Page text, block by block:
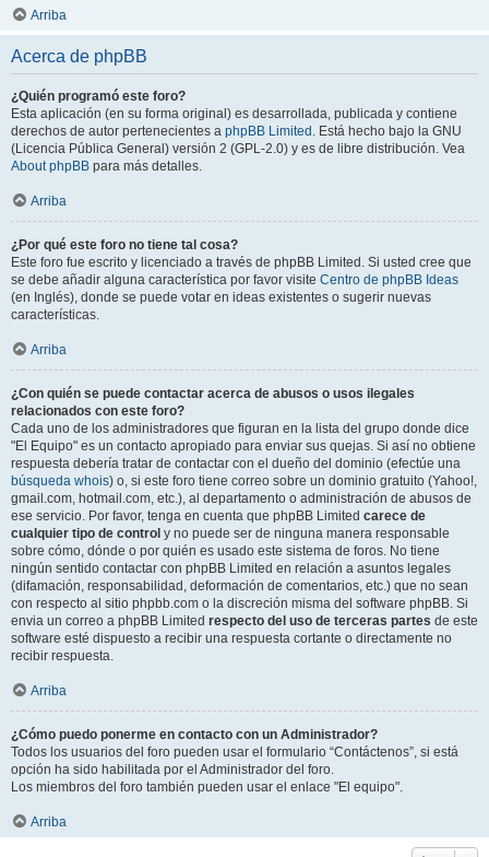
Arriba
Acerca de phpBB
¿Quién programó este foro?
Esta aplicación (en su forma original) es desarrollada, publicada y contiene
derechos de autor pertenecientes a phpBB Limited . Está hecho bajo la GNU
(Licencia Pública General) versión 2 (GPL-2.0) y es de libre distribución. Vea
About phpBB para más detalles.
Arriba
¿Por qué este foro no tiene tal cosa?
Este foro fue escrito y licenciado a través de phpBB Limited. Si usted cree que
se debe añadir alguna característica por favor visite Centro de phpBB Ideas
(en Inglés), donde se puede votar en ideas existentes o sugerir nuevas
características.
Arriba
¿Con quién se puede contactar acerca de abusos o usos ilegales
relacionados con este foro?
Cada uno de los administradores que figuran en la lista del grupo donde dice
"El Equipo" es un contacto apropiado para enviar sus quejas. Si así no obtiene
respuesta debería tratar de contactar con el dueño del dominio (efectúe una
búsqueda whois) o, si este foro tiene correo sobre un dominio gratuito (Yahoo!,
gmail.com, hotmail.com, etc.), al departamento o administración de abusos de
ese servicio. Por favor, tenga en cuenta que phpBB Limited carece de
cualquier tipo de control y no puede ser de ninguna manera responsable
sobre cómo, dónde o por quién es usado este sistema de foros. No tiene
ningún sentido contactar con phpBB Limited en relación a asuntos legales
(difamación, responsabilidad, deformación de comentarios, etc.) que no sean
con respecto al sitio phpbb.com o la discreción misma del software phpBB. Si
envia un correo a phpBB Limited respecto del uso de terceras partes de este
software esté dispuesto a recibir una respuesta cortante o directamente no
recibir respuesta.
Arriba
¿Cómo puedo ponerme en contacto con un Administrador?
Todos los usuarios del foro pueden usar el formulario “Contáctenos”, si está
opción ha sido habilitada por el Administrador del foro.
Los miembros del foro también pueden usar el enlace "El equipo".
Arriba